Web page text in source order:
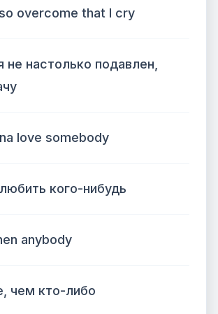
so overcome that I cry
не настолько подавлен,
love somebody
кого-нибудь
anybody
чем кто-либо